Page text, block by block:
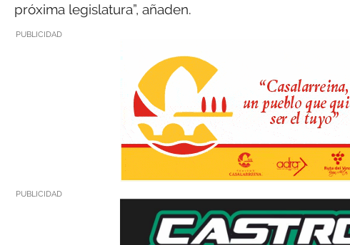
próxima legislatura”, añaden.
PUBLICIDAD
PUBLICIDAD